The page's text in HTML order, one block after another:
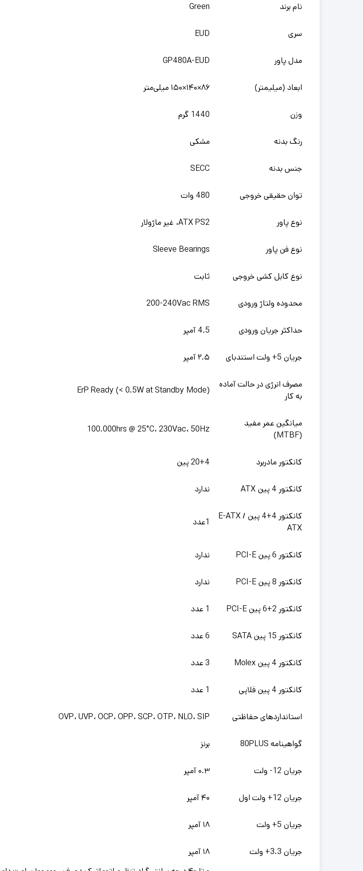
نام برند Green
سری EUD
مدل پاور GP480A-EUD
ابعاد (میلیمتر) ۸۶×۱۴۰×۱۵۰ میلی‌متر
وزن 1440 گرم
رنگ بدنه مشکی
جنس بدنه SECC
توان حقیقی خروجی 480 وات
نوع پاور ATX PS2، غیر ماژولار
نوع فن پاور Sleeve Bearings
نوع کابل کشی خروجی ثابت
محدوده ولتاژ ورودی 200-240Vac RMS
حداکثر جریان ورودی 4.5 آمپر
جریان 5+ ولت استندبای ۲.۵ آمپر
مصرف انرژی در حالت آماده
به کار
(ErP Ready (< 0.5W at Standby Mode
میانگین عمر مفید
(MTBF)
100.000hrs @ 25°C، 230Vac، 50Hz
کانکتور مادربرد 20+4 پین
کانکتور 4 پین ATX ندارد
کانکتور 4+4 پین E-ATX /
ATX
1عدد
کانکتور 6 پین PCI-E ندارد
کانکتور 8 پین PCI-E ندارد
کانکتور 2+6 پین PCI-E 1 عدد
کانکتور 15 پین SATA 6 عدد
کانکتور 4 پین Molex 3 عدد
کانکتور 4 پین فلاپی 1 عدد
استانداردهای حفاظتی OVP، UVP، OCP، OPP، SCP، OTP، NLO، SIP
گواهینامه 80PLUS برنز
جریان 12- ولت ۰.۳ آمپر
جریان 12+ ولت اول ۴۰ آمپر
جریان 5+ ولت ۱۸ آمپر
جریان 3.3+ ولت ۱۸ آمپر